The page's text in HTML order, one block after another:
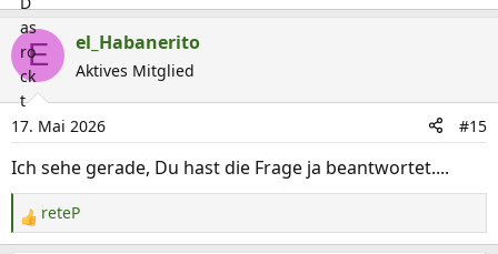
e
a
k
t
i
o
n
:
E el_Habanerito
Aktives Mitglied
17. Mai 2026 #15
Ich sehe gerade, Du hast die Frage ja beantwortet....
R
e
reteP